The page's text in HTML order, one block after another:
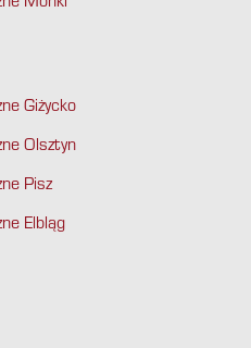
Mońki
Giżycko
Olsztyn
Pisz
Elbląg